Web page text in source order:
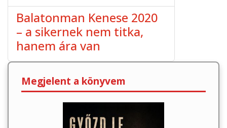
Balatonman Kenese 2020
– a sikernek nem titka,
hanem ára van
Megjelent a könyvem